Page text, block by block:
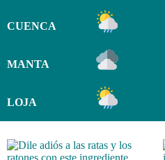
CUENCA
MANTA
LOJA